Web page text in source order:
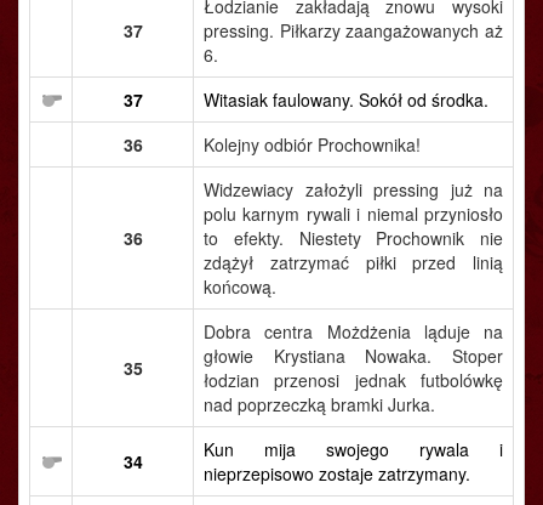
37
Łodzianie zakładają znowu wysoki
pressing. Piłkarzy zaangażowanych aż
6.
37
Witasiak faulowany. Sokół od środka.
36
Kolejny odbiór Prochownika!
36
Widzewiacy założyli pressing już na
polu karnym rywali i niemal przyniosło
to efekty. Niestety Prochownik nie
zdążył zatrzymać piłki przed linią
końcową.
35
Dobra centra Możdżenia ląduje na
głowie Krystiana Nowaka. Stoper
łodzian przenosi jednak futbolówkę
nad poprzeczką bramki Jurka.
34
Kun mija swojego rywala i
nieprzepisowo zostaje zatrzymany.